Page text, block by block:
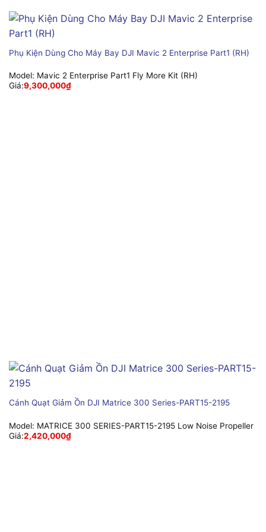
Phụ Kiện Dùng Cho Máy Bay DJI Mavic 2 Enterprise Part1 (RH)
Model: Mavic 2 Enterprise Part1 Fly More Kit (RH)
Giá:9,300,000₫
Cánh Quạt Giảm Ồn DJI Matrice 300 Series-PART15-2195
Model: MATRICE 300 SERIES-PART15-2195 Low Noise Propeller
Giá:2,420,000₫